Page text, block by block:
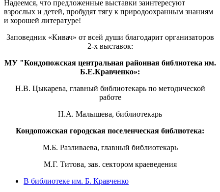
Надеемся, что предложенные выставки заинтересуют
взрослых и детей, пробудят тягу к природоохранным знаниям
и хорошей литературе!
Заповедник «Кивач» от всей души благодарит организаторов
2-х выставок:
МУ "Кондопожская центральная районная библиотека им.
Б.Е.Кравченко»:
Н.В. Цыкарева, главный библиотекарь по методической
работе
Н.А. Малышева, библиотекарь
Кондопожская городская поселенческая библиотека:
М.Б. Разливаева, главный библиотекарь
М.Г. Титова, зав. сектором краеведения
В библиотеке им. Б. Кравченко